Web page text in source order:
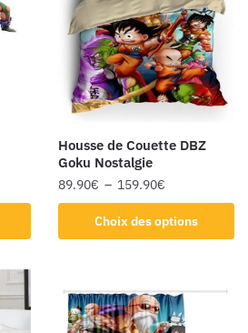
Housse de Couette DBZ
Goku Nostalgie
89.90€ – 159.90€
Choix des options